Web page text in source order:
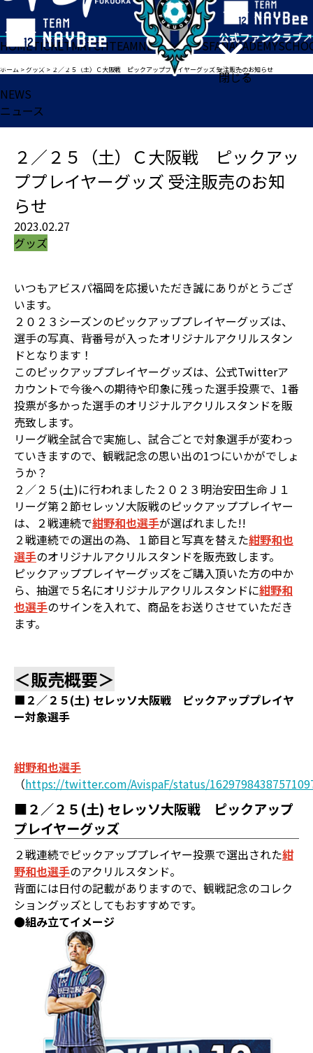
閉じる
HOMETICKETMATCHTEAMNEWSGOODSFANACADEMY
ホーム >グッズ > ２／２５（土）Ｃ大阪戦 ピックアッププレイヤーグッズ 受注販売のお知らせ
NEWS
ニュース
２／２５（土）Ｃ大阪戦 ピックアッ
ププレイヤーグッズ 受注販売のお知
らせ
2023.02.27
グッズ
いつもアビスパ福岡を応援いただき誠にありがとうござ
います。
２０２３シーズンのピックアッププレイヤーグッズは、
選手の写真、背番号が入ったオリジナルアクリルスタン
ドとなります！
このピックアッププレイヤーグッズは、公式Twitterア
カウントで今後への期待や印象に残った選手投票で、1番
投票が多かった選手のオリジナルアクリルスタンドを販
売致します。
リーグ戦全試合で実施し、試合ごとで対象選手が変わっ
ていきますので、観戦記念の思い出の1つにいかがでしょ
うか？
２／２５(土)に行われました２０２３明治安田生命Ｊ１
リーグ第２節セレッソ大阪戦のピックアッププレイヤー
は、２戦連続で紺野和也選手が選ばれました!!
２戦連続での選出の為、１節目と写真を替えた紺野和也
選手のオリジナルアクリルスタンドを販売致します。
ピックアッププレイヤーグッズをご購入頂いた方の中か
ら、抽選で５名にオリジナルアクリルスタンドに紺野和
也選手のサインを入れて、商品をお送りさせていただき
ます。
＜販売概要＞
■２／２５(土) セレッソ大阪戦 ピックアッププレイヤ
ー対象選手
紺野和也選手
（https://twitter.com/AvispaF/status/
■２／２５(土) セレッソ大阪戦 ピックアップ
プレイヤーグッズ
２戦連続でピックアッププレイヤー投票で選出された紺
野和也選手のアクリルスタンド。
背面には日付の記載がありますので、観戦記念のコレク
ショングッズとしてもおすすめです。
●組み立てイメージ